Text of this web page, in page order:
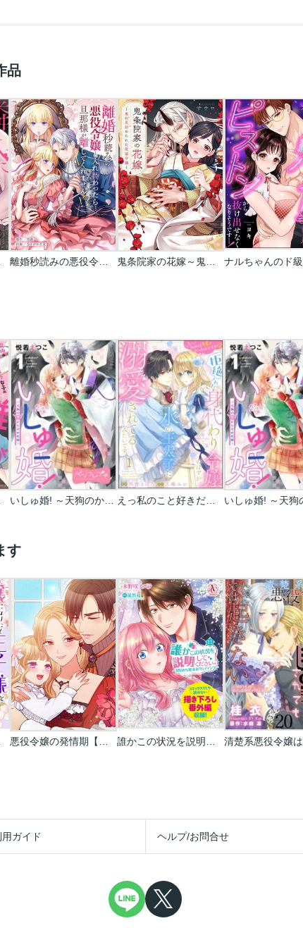
品
離婚秒読みの悪役令嬢と入れ替わったら…旦那様が離してくれません！？ 鬼条院家の花嫁～鬼に見初められた没落令嬢～
す
用ガイド ヘルプ/お問合せ